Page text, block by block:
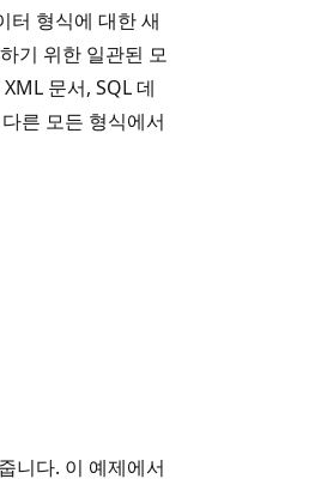
터 형식에 대한 새
기 위한 일관된 모
문서, SQL 데
른 모든 형식에서
니다. 이 예제에서